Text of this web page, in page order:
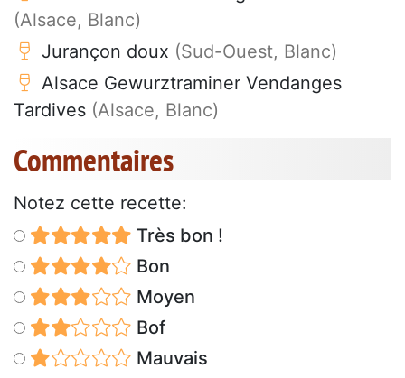
(Alsace, Blanc)
Jurançon doux (Sud-Ouest, Blanc)
Alsace Gewurztraminer Vendanges
Tardives (Alsace, Blanc)
Commentaires
Notez cette recette:
Très bon !
Bon
Moyen
Bof
Mauvais